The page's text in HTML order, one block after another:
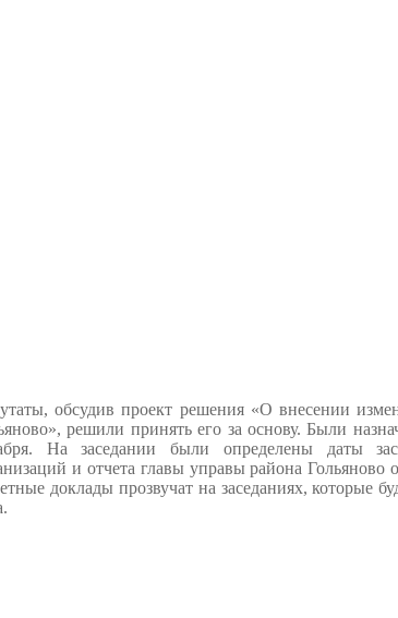
обсудив проект решения «О внесении
решили принять его за основу. Были
На заседании были определены даты
и отчета главы управы района Гольяново
доклады прозвучат на заседаниях, которые